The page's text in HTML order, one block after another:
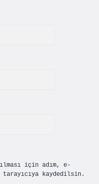
için adım, e-
kaydedilsin.